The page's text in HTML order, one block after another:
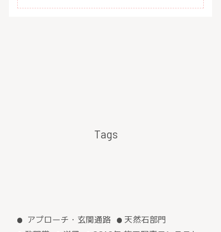
Tags
アプローチ・玄関通路
天然石部門